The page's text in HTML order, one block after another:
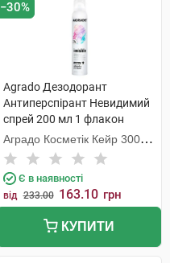
−30%
Agrado Дезодорант
Антиперспірант Невидимий
спрей 200 мл 1 флакон
Аградо Косметік Кейр 3000
С.Л.У.
Є в наявності
від 233.00 163.10 грн
КУПИТИ